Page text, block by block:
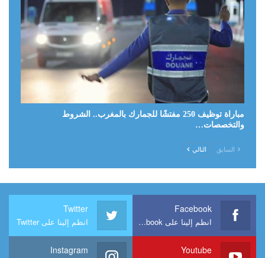
مباراة توظيف 250 مفتشًا للجمارك بالمغرب.. الشروط
والتخصصات…
السابق التالي
Facebook
انظم إلينا على Facebook
Twitter
انظم إلينا على Twitter
Youtube
Instagram